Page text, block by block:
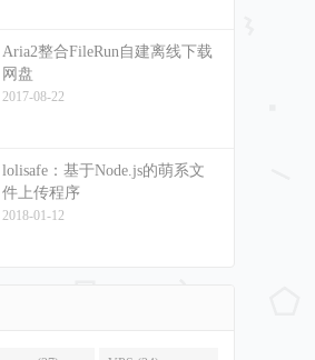
Aria2整合FileRun自建离线下载
网盘
2017-08-22
lolisafe：基于Node.js的萌系文
件上传程序
2018-01-12